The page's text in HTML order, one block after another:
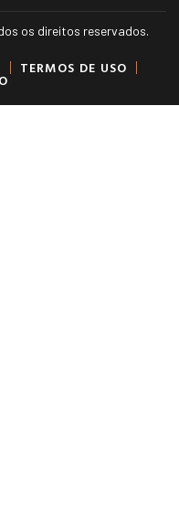
os direitos reservados.
TERMOS DE USO